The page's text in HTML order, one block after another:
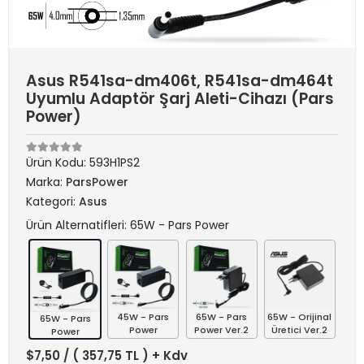
Asus R541sa-dm406t, R541sa-dm464t
Uyumlu Adaptör Şarj Aleti-Cihazı (Pars
Power)
Ürün Kodu: 593H1PS2
Marka: ParsPower
Kategori: Asus
Ürün Alternatifleri: 65W - Pars Power
65W - Pars
Power
45W - Pars
Power
65W - Pars
Power Ver.2
65W - Orijinal
Üretici Ver.2
$7,50 / ( 357,75 TL ) + Kdv